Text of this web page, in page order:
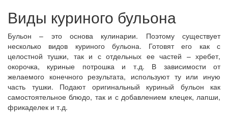
Виды куриного бульона
Бульон – это основа кулинарии. Поэтому существует
несколько видов куриного бульона. Готовят его как с
целостной тушки, так и с отдельных ее частей – хребет,
окорочка, куриные потрошка и т.д. В зависимости от
желаемого конечного результата, используют ту или иную
часть тушки. Подают оригинальный куриный бульон как
самостоятельное блюдо, так и с добавлением клецек, лапши,
фрикаделек и т.д.